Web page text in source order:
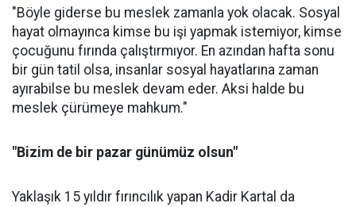
"Böyle giderse bu meslek zamanla yok olacak. Sosyal
hayat olmayınca kimse bu işi yapmak istemiyor, kimse
çocuğunu fırında çalıştırmıyor. En azından hafta sonu
bir gün tatil olsa, insanlar sosyal hayatlarına zaman
ayırabilse bu meslek devam eder. Aksi halde bu
meslek çürümeye mahkum."
"Bizim de bir pazar günümüz olsun"
Yaklaşık 15 yıldır fırıncılık yapan Kadir Kartal da